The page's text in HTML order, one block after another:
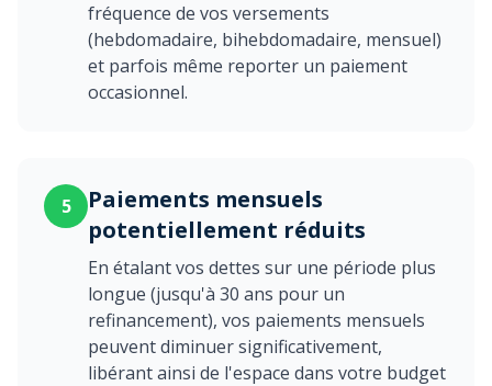
fréquence de vos versements
(hebdomadaire, bihebdomadaire, mensuel)
et parfois même reporter un paiement
occasionnel.
5
Paiements mensuels
potentiellement réduits
En étalant vos dettes sur une période plus
longue (jusqu'à 30 ans pour un
refinancement), vos paiements mensuels
peuvent diminuer significativement,
libérant ainsi de l'espace dans votre budget